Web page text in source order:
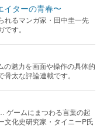
イターの青春〜
れるマンガ家・田中圭一先
す。
魅力を画面や操作の具体的
太な評論連載です。
ゲームにまつわる言葉の起
文化史研究家・タイニーP氏